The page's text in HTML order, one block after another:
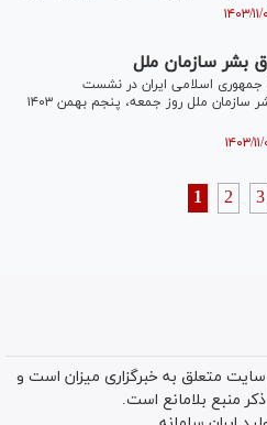
بشر سازمان ملل
جمهوری اسلامی ایران در نشست
چهل‌وهشتم یو.پی.آر شورای حقوق بشر سازمان ملل روز جمعه، پنجم بهمن ۱۴۰۳
1 2 3
متعلق به خبرگزاری میزان است و
ذکر منبع بلامانع است.